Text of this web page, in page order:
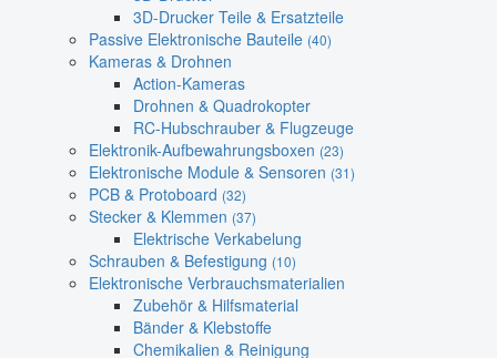
3D-Drucker Teile & Ersatzteile
Passive Elektronische Bauteile (40)
Kameras & Drohnen
Action-Kameras
Drohnen & Quadrokopter
RC-Hubschrauber & Flugzeuge
Elektronik-Aufbewahrungsboxen (23)
Elektronische Module & Sensoren (31)
PCB & Protoboard (32)
Stecker & Klemmen (37)
Elektrische Verkabelung
Schrauben & Befestigung (10)
Elektronische Verbrauchsmaterialien
Zubehör & Hilfsmaterial
Bänder & Klebstoffe
Chemikalien & Reinigung